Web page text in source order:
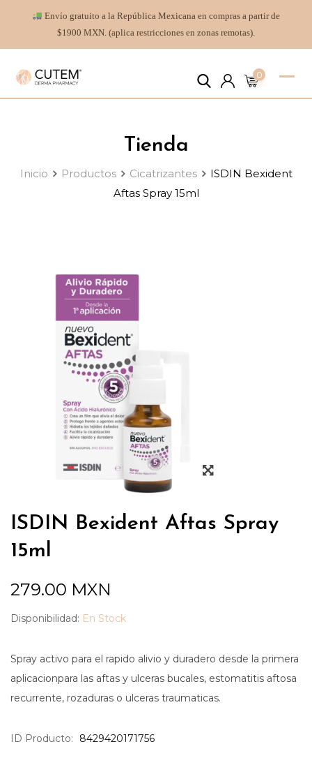
Envío gratuito a la República Mexicana en compras a partir de
$1900 MXN. (aplica restricciones en zonas remotas).
0
Tienda
Inicio Productos Cicatrizantes
ISDIN Bexident
Aftas Spray 15ml
ISDIN Bexident Aftas Spray
15ml
279.00 MXN
Disponibilidad: En Stock
Spray activo para el rapido alivio y duradero desde la primera
aplicacionpara las aftas y ulceras bucales, estomatitis aftosa
recurrente, rozaduras o ulceras traumaticas.
ID Producto: 8429420171756